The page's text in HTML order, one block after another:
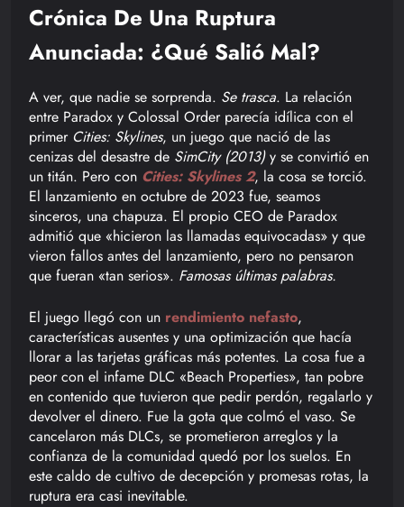
Crónica De Una Ruptura
Anunciada: ¿Qué Salió Mal?
A ver, que nadie se sorprenda. Se trasca. La relación
entre Paradox y Colossal Order parecía idílica con el
primer Cities: Skylines, un juego que nació de las
cenizas del desastre de SimCity (2013)y se convirtió en
un titán. Pero con Cities: Skylines 2, la cosa se torció.
El lanzamiento en octubre de 2023 fue, seamos
sinceros, una chapuza. El propio CEO de Paradox
admitió que «hicieron las llamadas equivocadas» y que
vieron fallos antes del lanzamiento, pero no pensaron
que fueran «tan serios». Famosas últimas palabras.
El juego llegó con un rendimiento nefasto,
características ausentes y una optimización que hacía
llorar a las tarjetas gráficas más potentes. La cosa fue a
peor con el infame DLC «Beach Properties», tan pobre
en contenido que tuvieron que pedir perdón, regalarlo y
devolver el dinero. Fue la gota que colmó el vaso. Se
cancelaron más DLCs, se prometieron arreglos y la
confianza de la comunidad quedó por los suelos. En
este caldo de cultivo de decepción y promesas rotas, la
ruptura era casi inevitable.